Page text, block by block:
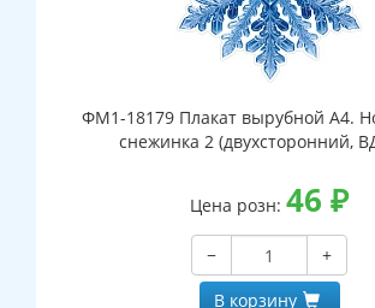
ФМ1-18179 Плакат вырубной А4.
снежинка 2 (двухсторонний,
Цена розн: 46 ₽
−
+
В корзину